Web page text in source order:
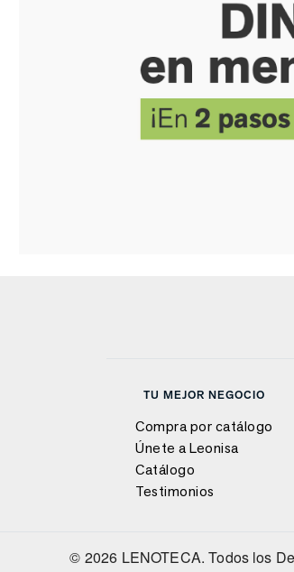
TU MEJOR NEGOCIO
Compra por catálogo
Únete a Leonisa
Catálogo
Testimonios
© 2026 LENOTECA. Todos los